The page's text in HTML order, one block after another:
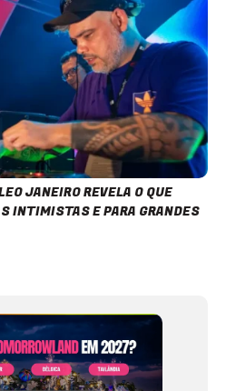
JANEIRO REVELA O QUE
INTIMISTAS E PARA GRANDES